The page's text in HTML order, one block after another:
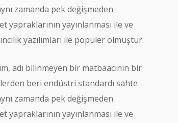
zamanda pek değişmeden
yapraklarının yayınlanması ile ve
yazılımları ile popüler olmuştur.
adı bilinmeyen bir matbaacının bir
beri endüstri standardı sahte
zamanda pek değişmeden
yapraklarının yayınlanması ile ve